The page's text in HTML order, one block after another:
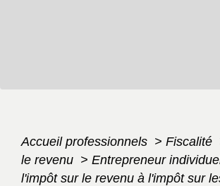
Accueil professionnels > Fiscalité
le revenu > Entrepreneur
l'impôt sur le revenu à l'impôt sur